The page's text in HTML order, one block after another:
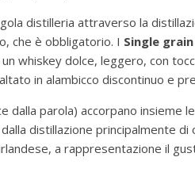
distilleria attraverso la
che è obbligatorio. I Single grain
whiskey dolce, leggero, con
in alambicco discontinuo e
dalla parola) accorpano insieme
distillazione principalmente
a rappresentazione il